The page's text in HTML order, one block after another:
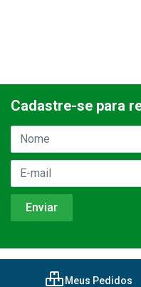
Cadastre-se para
Meus Pedidos